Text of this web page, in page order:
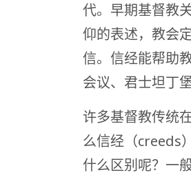
代。早期基督教
仰的表述，教会
信。信经能帮助
会议、君士坦丁
许多基督教传统
么信经（creeds
什么区别呢？一